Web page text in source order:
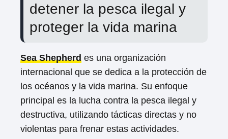
detener la pesca ilegal y
proteger la vida marina
Sea Shepherd es una organización
internacional que se dedica a la protección de
los océanos y la vida marina. Su enfoque
principal es la lucha contra la pesca ilegal y
destructiva, utilizando tácticas directas y no
violentas para frenar estas actividades.